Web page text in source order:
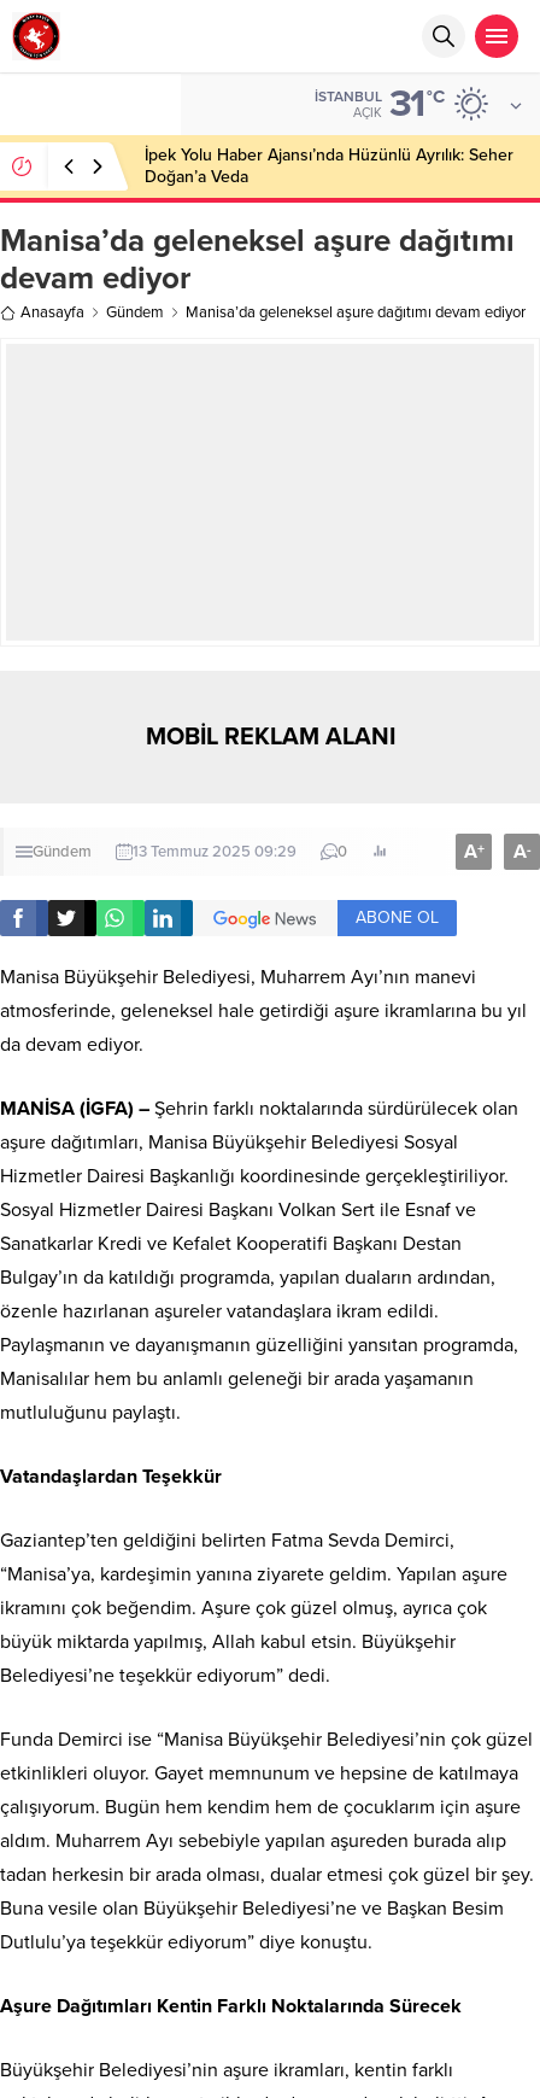
İSTANBUL
AÇIK 31°C
İpek Yolu Haber Ajansı’nda Hüzünlü Ayrılık: Seher
Doğan’a Veda
Manisa’da geleneksel aşure dağıtımı
devam ediyor
Anasayfa Gündem Manisa’da geleneksel aşure dağıtımı devam ediyor
MOBİL REKLAM ALANI
Gündem 13 Temmuz 2025 09:29 0 A+ A-
ABONE OL
Manisa Büyükşehir Belediyesi, Muharrem Ayı’nın manevi
atmosferinde, geleneksel hale getirdiği aşure ikramlarına bu yıl
da devam ediyor.
MANİSA (İGFA) – Şehrin farklı noktalarında sürdürülecek olan
aşure dağıtımları, Manisa Büyükşehir Belediyesi Sosyal
Hizmetler Dairesi Başkanlığı koordinesinde gerçekleştiriliyor.
Sosyal Hizmetler Dairesi Başkanı Volkan Sert ile Esnaf ve
Sanatkarlar Kredi ve Kefalet Kooperatifi Başkanı Destan
Bulgay’ın da katıldığı programda, yapılan duaların ardından,
özenle hazırlanan aşureler vatandaşlara ikram edildi.
Paylaşmanın ve dayanışmanın güzelliğini yansıtan programda,
Manisalılar hem bu anlamlı geleneği bir arada yaşamanın
mutluluğunu paylaştı.
Vatandaşlardan Teşekkür
Gaziantep’ten geldiğini belirten Fatma Sevda Demirci,
“Manisa’ya, kardeşimin yanına ziyarete geldim. Yapılan aşure
ikramını çok beğendim. Aşure çok güzel olmuş, ayrıca çok
büyük miktarda yapılmış, Allah kabul etsin. Büyükşehir
Belediyesi’ne teşekkür ediyorum” dedi.
Funda Demirci ise “Manisa Büyükşehir Belediyesi’nin çok güzel
etkinlikleri oluyor. Gayet memnunum ve hepsine de katılmaya
çalışıyorum. Bugün hem kendim hem de çocuklarım için aşure
aldım. Muharrem Ayı sebebiyle yapılan aşureden burada alıp
tadan herkesin bir arada olması, dualar etmesi çok güzel bir şey.
Buna vesile olan Büyükşehir Belediyesi’ne ve Başkan Besim
Dutlulu’ya teşekkür ediyorum” diye konuştu.
Aşure Dağıtımları Kentin Farklı Noktalarında Sürecek
Büyükşehir Belediyesi’nin aşure ikramları, kentin farklı